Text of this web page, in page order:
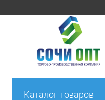
Каталог товаров